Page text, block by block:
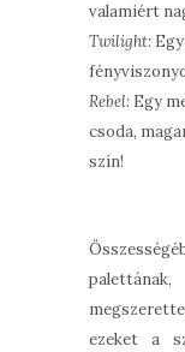
valamiért
Twilight:
Rebel: Egy
csoda,
szín!
ezeket a